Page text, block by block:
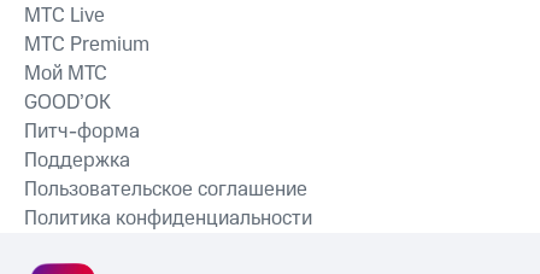
MTС Live
MTС Premium
Мой МТС
GOOD’OK
Питч-форма
Поддержка
Пользовательское соглашение
Политика конфиденциальности